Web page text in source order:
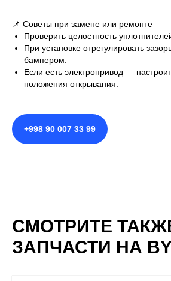
📌 Советы при замене или ремонте
Проверить целостность
При установке отрегулировать
бампером.
Если есть электропривод —
положения открывания.
+998 90 007 33 99
СМОТРИТЕ
ЗАПЧАСТИ НА